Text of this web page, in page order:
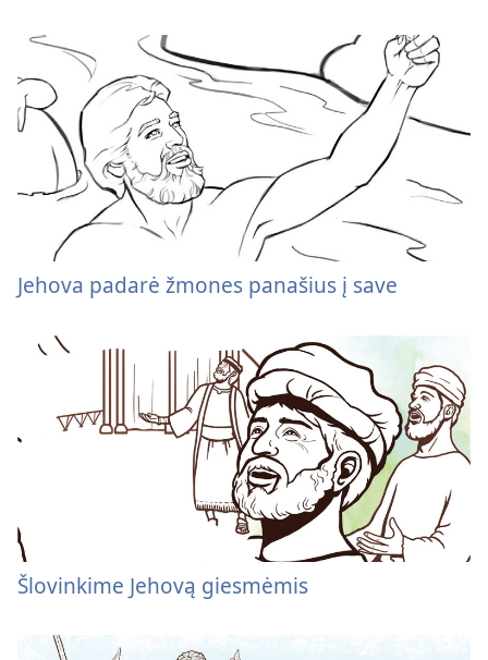
Jehova padarė žmones panašius į save
Šlovinkime Jehovą giesmėmis